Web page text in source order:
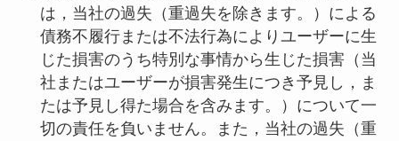
は，当社の過失（重過失を除きます。）による
債務不履行または不法行為によりユーザーに生
じた損害のうち特別な事情から生じた損害（当
社またはユーザーが損害発生につき予見し，ま
たは予見し得た場合を含みます。）について一
切の責任を負いません。また，当社の過失（重